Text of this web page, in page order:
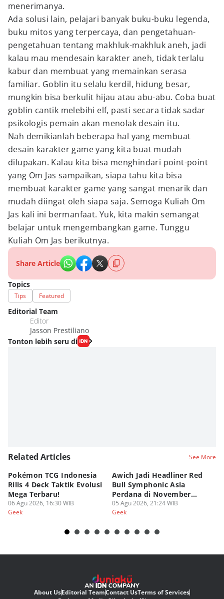
menerimanya.
Ada solusi lain, pelajari banyak buku-buku legenda,
buku mitos yang terpercaya, dan pengetahuan-
pengetahuan tentang makhluk-makhluk aneh, jadi
kalau mau mendesain karakter aneh, tidak terlalu
kabur dan membuat yang memainkan serasa
familiar. Goblin itu selalu kerdil, hidung besar,
mungkin bisa berkulit hijau atau abu-abu. Coba buat
goblin cantik melebihi elf, pasti secara tidak sadar
psikologis pemain akan menolak desain itu.
Nah demikianlah beberapa hal yang membuat
desain karakter game yang kita buat mudah
dilupakan. Kalau kita bisa menghindari point-point
yang Om Jas sampaikan, siapa tahu kita bisa
membuat karakter game yang sangat menarik dan
mudah diingat oleh siapa saja. Semoga Kuliah Om
Jas kali ini bermanfaat. Yuk, kita makin semangat
belajar untuk mengembangkan game. Tunggu
Kuliah Om Jas berikutnya.
Share Article
Topics
Tips Featured
Editorial Team
Editor
Jasson Prestiliano
Tonton lebih seru di
Related Articles See More
Pokémon TCG Indonesia
Rilis 4 Deck Taktik Evolusi
Mega Terbaru!
06 Agu 2026, 16:30 WIB
Geek
Awich Jadi Headliner Red
Bull Symphonic Asia
Perdana di November
2026!
05 Agu 2026, 21:24 WIB
Geek
About UsEditorial TeamContact UsTerms of Services